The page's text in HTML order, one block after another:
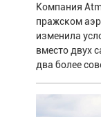
Компания
пражском
изменила
вместо двух
два более